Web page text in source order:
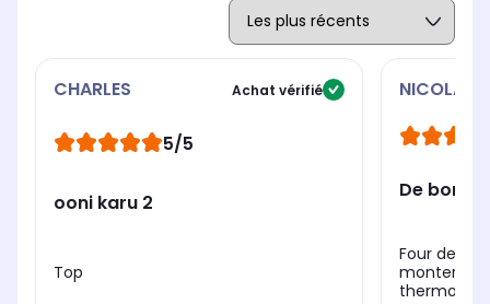
CHARLES Achat vérifié
5/5
ooni karu 2
Top
NICOLAS
De
Four de